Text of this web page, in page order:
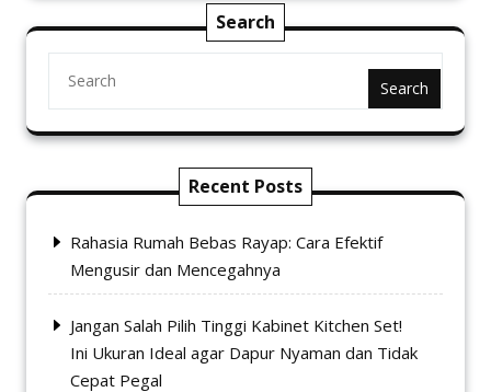
Search
Search
Recent Posts
Rahasia Rumah Bebas Rayap: Cara Efektif
Mengusir dan Mencegahnya
Jangan Salah Pilih Tinggi Kabinet Kitchen Set!
Ini Ukuran Ideal agar Dapur Nyaman dan Tidak
Cepat Pegal